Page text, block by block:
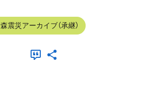
震災アーカイブ（承継）